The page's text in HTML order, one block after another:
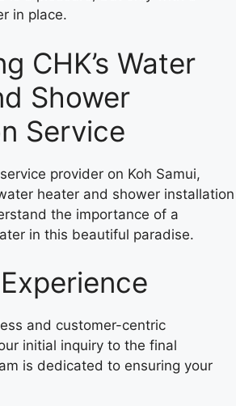
in place.
CHK’s Water
Shower
Service
provider on Koh Samui,
heater and shower installation
the importance of a
in this beautiful paradise.
and customer-centric
initial inquiry to the final
is dedicated to ensuring your